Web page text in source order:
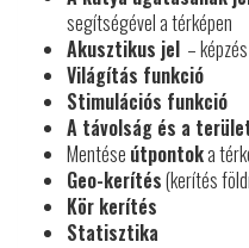
segítségével a térképen
Akusztikus jel –
Világítás funkció
Stimulációs funkció
A távolság és a
Mentése útpontoka
Geo-kerítés(kerítés
Kör kerítés
Statisztika